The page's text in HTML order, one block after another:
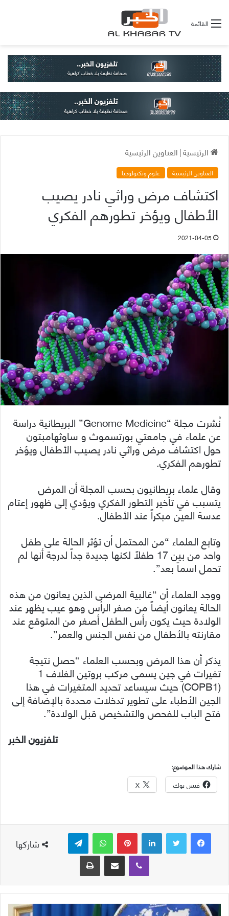
القائمة
الرئيسية|العناوين الرئيسية
العناوين الرئيسية علوم وتكنولوجيا
اكتشاف مرض وراثي نادر يصيب
الأطفال ويؤخر تطورهم الفكري
2021-04-05
نُشرت مجلة “Genome Medicine” البريطانية دراسة
عن علماء في جامعتي بورتسموث و ساوثهامبتون
حول اكتشاف مرض وراثي نادر يصيب الأطفال ويؤخر
تطورهم الفكري.
وقال علماء بريطانيون بحسب المجلة أن المرض
يتسبب في تأخير التطور الفكري ويؤدي إلى ظهور إعتام
عدسة العين مبكراً عند الأطفال.
وتابع العلماء “من المحتمل أن تؤثر الحالة على طفل
واحد من بين 17 طفلاً لكنها جديدة جداً لدرجة أنها لم
تحمل اسماً بعد”.
ووجد العلماء أن “غالبية المرضى الذين يعانون من هذه
الحالة يعانون أيضاً من صغر الرأس وهو عيب يظهر عند
الولادة حيث يكون رأس الطفل أصغر من المتوقع عند
مقارنته بالأطفال من نفس الجنس والعمر”.
يذكر أن هذا المرض وبحسب العلماء “حصل نتيجة
تغيرات في جين يسمى مركب بروتين الغلاف 1
(COPB1) حيث سيساعد تحديد المتغيرات في هذا
الجين الأطباء على تطوير تدخلات محددة بالإضافة إلى
فتح الباب للفحص والتشخيص قبل الولادة”.
تلفزيون الخبر
شارك هذا الموضوع:
فيس بوك X
شاركها
لينكدإن بينتيريست واتساب
ڤايبر
مشاركة عبر البريد طباعة